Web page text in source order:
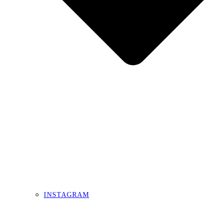
INSTAGRAM